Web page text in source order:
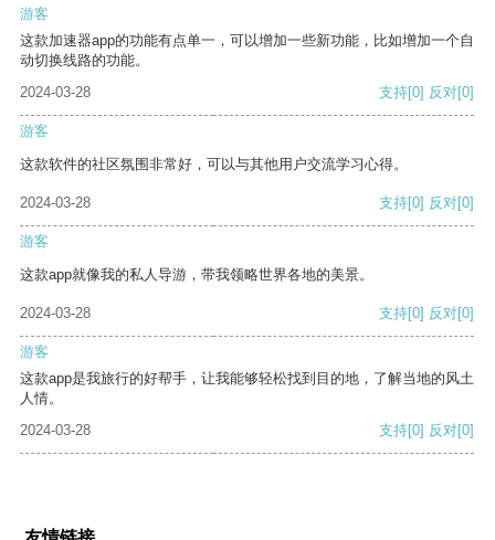
游客
这款加速器app的功能有点单一，可以增加一些新功能，比如增加一个自
动切换线路的功能。
2024-03-28
支持[0] 反对[0]
游客
这款软件的社区氛围非常好，可以与其他用户交流学习心得。
2024-03-28 支持[0] 反对[0]
游客
这款app就像我的私人导游，带我领略世界各地的美景。
2024-03-28 支持[0] 反对[0]
游客
这款app是我旅行的好帮手，让我能够轻松找到目的地，了解当地的风土
人情。
2024-03-28
支持[0] 反对[0]